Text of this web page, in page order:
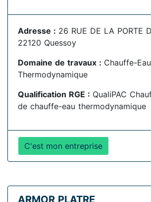
Adresse : 26 RUE DE LA PORTE
22120 Quessoy
Domaine de travaux : Chauffe-Eau
Thermodynamique
Qualification RGE : QualiPAC
de chauffe-eau thermodynamique
C'est mon entreprise
ARMOR PLATRE